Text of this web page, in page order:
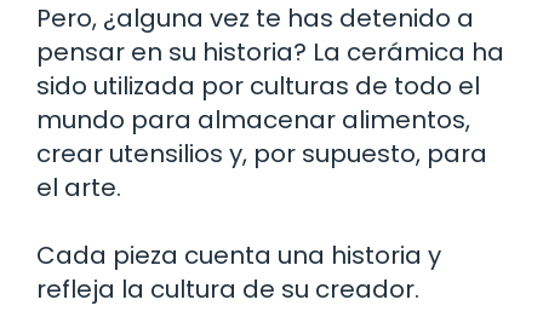
Pero, ¿alguna vez te has detenido a
pensar en su historia? La cerámica ha
sido utilizada por culturas de todo el
mundo para almacenar alimentos,
crear utensilios y, por supuesto, para
el arte.
Cada pieza cuenta una historia y
refleja la cultura de su creador.